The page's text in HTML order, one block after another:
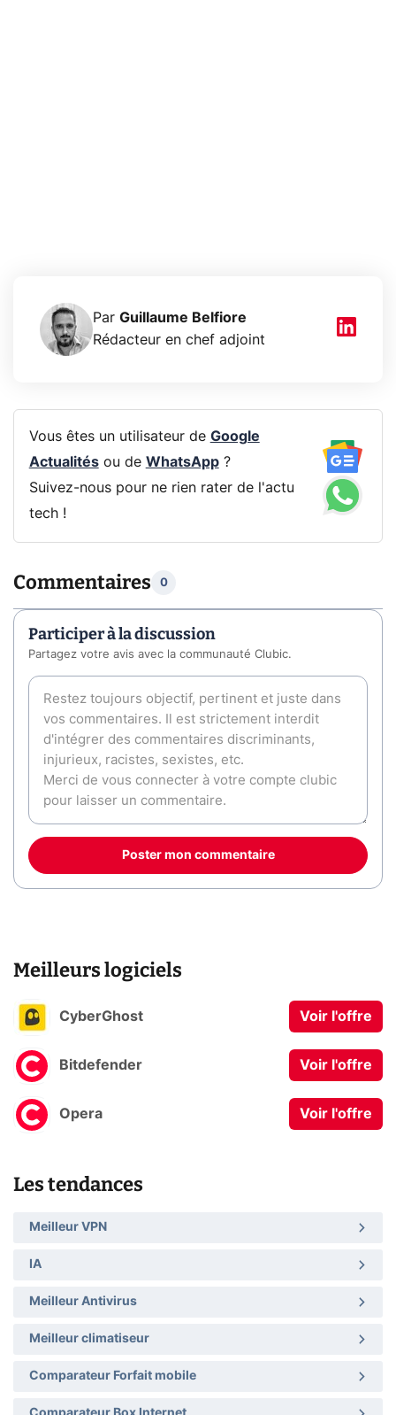
Par Guillaume Belfiore
Rédacteur en chef adjoint
Vous êtes un utilisateur de Google
Actualitésou de WhatsApp?
Suivez-nous pour ne rien rater de l'actu
tech !
Commentaires 0
Participer à la discussion
Partagez votre avis avec la communauté Clubic.
Poster mon commentaire
Meilleurs logiciels
CyberGhost Voir l'offre
Bitdefender Voir l'offre
Opera Voir l'offre
Les tendances
Meilleur VPN
IA
Meilleur Antivirus
Meilleur climatiseur
Comparateur Forfait mobile